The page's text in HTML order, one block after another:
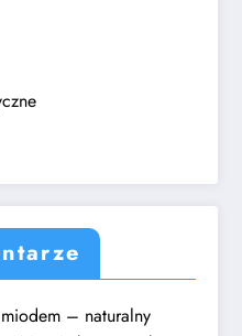
– naturalny